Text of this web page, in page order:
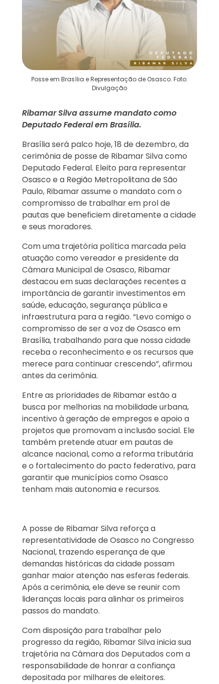
Posse em Brasília e Representação de Osasco. Foto:
Divulgação
Ribamar Silva assume mandato como
Deputado Federal em Brasília.
Brasília será palco hoje, 18 de dezembro, da
cerimônia de posse de Ribamar Silva como
Deputado Federal. Eleito para representar
Osasco e a Região Metropolitana de São
Paulo, Ribamar assume o mandato com o
compromisso de trabalhar em prol de
pautas que beneficiem diretamente a cidade
e seus moradores.
Com uma trajetória política marcada pela
atuação como vereador e presidente da
Câmara Municipal de Osasco, Ribamar
destacou em suas declarações recentes a
importância de garantir investimentos em
saúde, educação, segurança pública e
infraestrutura para a região. “Levo comigo o
compromisso de ser a voz de Osasco em
Brasília, trabalhando para que nossa cidade
receba o reconhecimento e os recursos que
merece para continuar crescendo”, afirmou
antes da cerimônia.
Entre as prioridades de Ribamar estão a
busca por melhorias na mobilidade urbana,
incentivo à geração de empregos e apoio a
projetos que promovam a inclusão social. Ele
também pretende atuar em pautas de
alcance nacional, como a reforma tributária
e o fortalecimento do pacto federativo, para
garantir que municípios como Osasco
tenham mais autonomia e recursos.
A posse de Ribamar Silva reforça a
representatividade de Osasco no Congresso
Nacional, trazendo esperança de que
demandas históricas da cidade possam
ganhar maior atenção nas esferas federais.
Após a cerimônia, ele deve se reunir com
lideranças locais para alinhar os primeiros
passos do mandato.
Com disposição para trabalhar pelo
progresso da região, Ribamar Silva inicia sua
trajetória na Câmara dos Deputados com a
responsabilidade de honrar a confiança
depositada por milhares de eleitores.